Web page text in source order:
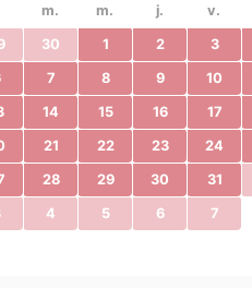
m. m. j. v.
30 1 2 3
7 8 9 10
14 15 16 17
21 22 23 24
28 29 30 31
4 5 6 7